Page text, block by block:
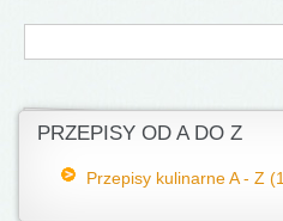
Formularz wyszukiwania
Szukaj
PRZEPISY OD A DO Z
Przepisy kulinarne A - Z